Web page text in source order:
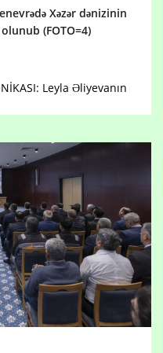
Xəzər dənizinin
(FOTO=4)
Leyla Əliyevanın